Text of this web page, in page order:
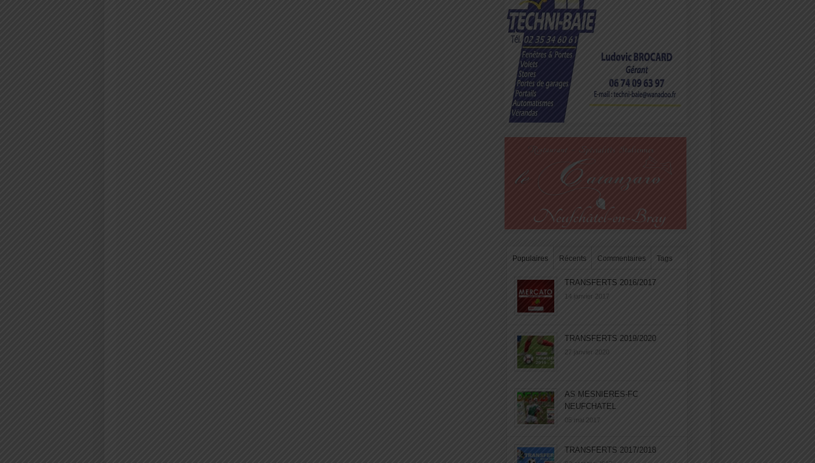
Populaires Récents Commentaires Tags
TRANSFERTS 2016/2017
14 janvier 2017
TRANSFERTS 2019/2020
27 janvier 2020
AS MESNIERES-FC
NEUFCHATEL
05 mai 2017
TRANSFERTS 2017/2018